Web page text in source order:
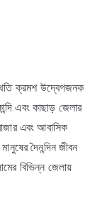
ক্রমশ উদ্বেগজনক
এবং কাছাড় জেলার
এবং আবাসিক
দৈনন্দিন জীবন
বিভিন্ন জেলায়